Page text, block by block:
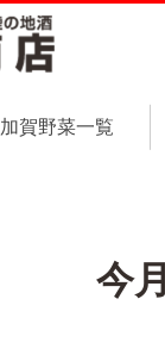
加賀野菜一覧
今